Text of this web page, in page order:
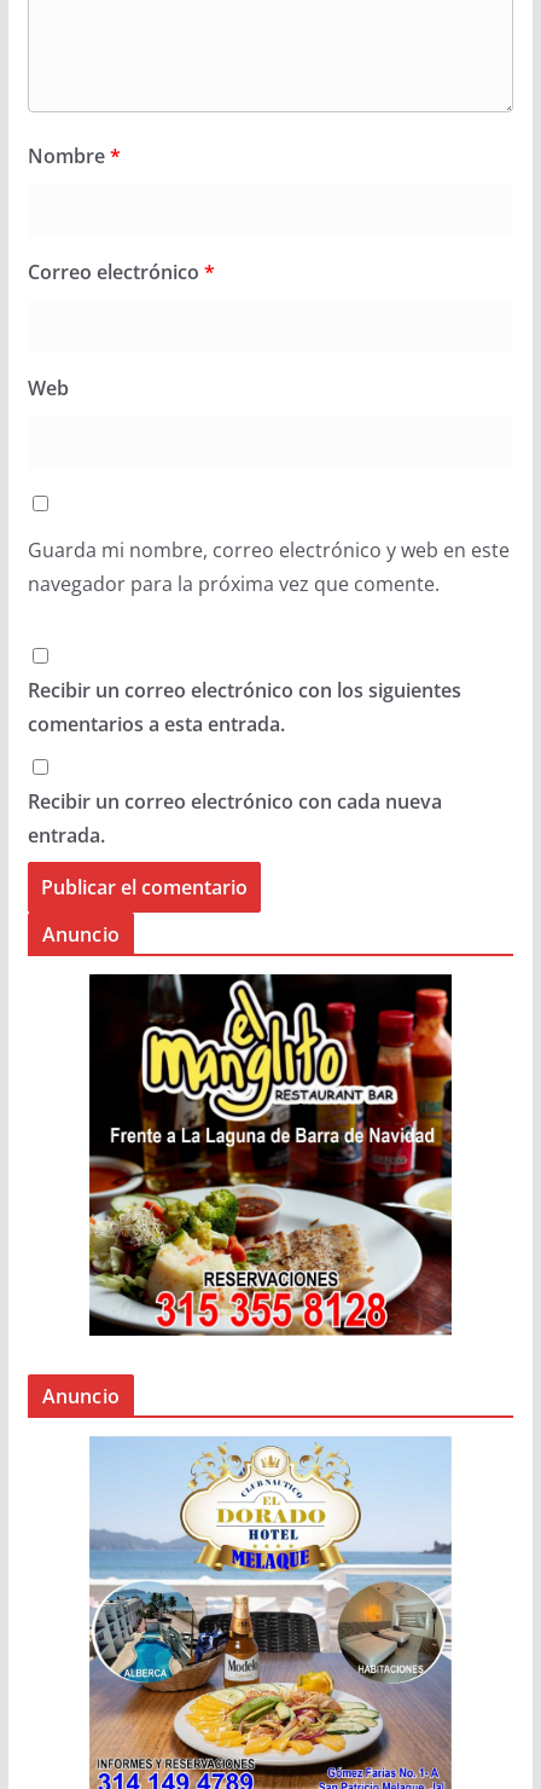
Nombre*
Correo electrónico *
Web
Guarda mi nombre, correo electrónico y web en este
navegador para la próxima vez que comente.
Recibir un correo electrónico con los siguientes
comentarios a esta entrada.
Recibir un correo electrónico con cada nueva
entrada.
Anuncio
Anuncio